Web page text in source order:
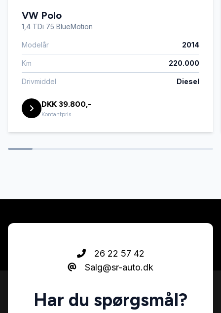
VW Polo
1,4 TDi 75 BlueMotion
Modelår 2014
Km 220.000
Drivmiddel Diesel
DKK 39.800,-
Kontantpris
26 22 57 42
Salg@sr-auto.dk
Har du spørgsmål?